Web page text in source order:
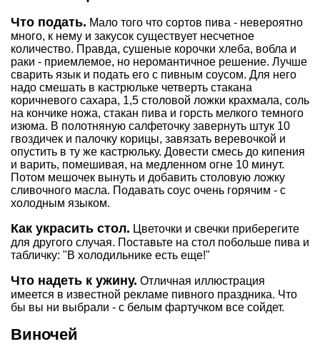
Что подать. Мало того что сортов пива - невероятно
много, к нему и закусок существует несчетное
количество. Правда, сушеные корочки хлеба, вобла и
раки - приемлемое, но неромантичное решение. Лучше
сварить язык и подать его с пивным соусом. Для него
надо смешать в кастрюльке четверть стакана
коричневого сахара, 1,5 столовой ложки крахмала, соль
на кончике ножа, стакан пива и горсть мелкого темного
изюма. В полотняную салфеточку завернуть штук 10
гвоздичек и палочку корицы, завязать веревочкой и
опустить в ту же кастрюльку. Довести смесь до кипения
и варить, помешивая, на медленном огне 10 минут.
Потом мешочек вынуть и добавить столовую ложку
сливочного масла. Подавать соус очень горячим - с
холодным языком.
Как украсить стол. Цветочки и свечки приберегите
для другого случая. Поставьте на стол побольше пива и
табличку: "В холодильнике есть еще!"
Что надеть к ужину. Отличная иллюстрация
имеется в известной рекламе пивного праздника. Что
бы вы ни выбрали - с белым фартучком все сойдет.
Виночей